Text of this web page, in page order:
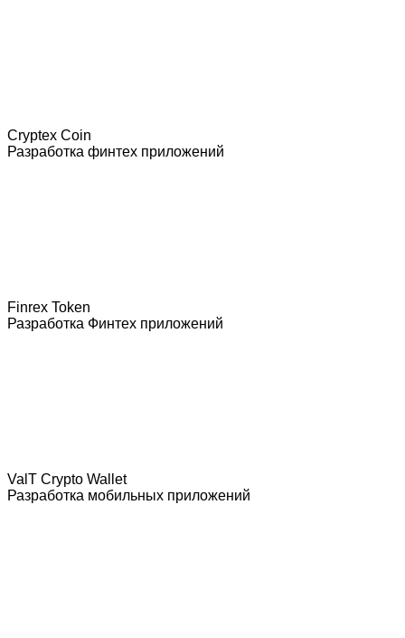
Cryptex Coin
Разработка финтех приложений
Finrex Token
Разработка Финтех приложений
ValT Crypto Wallet
Разработка мобильных приложений